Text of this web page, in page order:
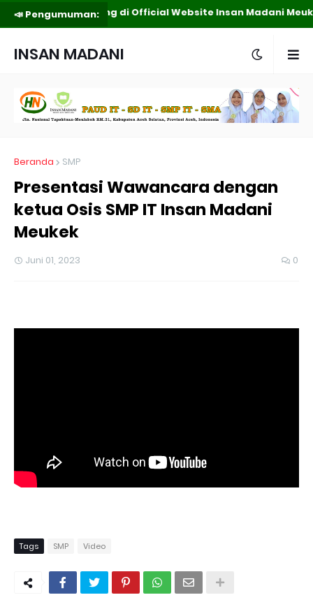
📣 Pengumuman:
Selamat Datang di Official Website Insan Madani
INSAN MADANI
Beranda SMP
Presentasi Wawancara dengan
ketua Osis SMP IT Insan Madani
Meukek
Juni 01, 2023 0
Tags SMP Video